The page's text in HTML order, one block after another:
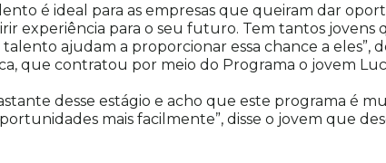
é ideal para as empresas que queiram dar
experiência para o seu futuro. Tem tantos jovens
ajudam a proporcionar essa chance a eles”,
que contratou por meio do Programa o jovem
desse estágio e acho que este programa é
mais facilmente”, disse o jovem que